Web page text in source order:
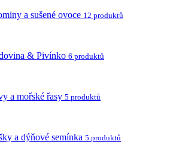
a sušené ovoce 12 produktů
& Pivínko 6 produktů
a mořské řasy 5 produktů
a dýňové semínka 5 produktů